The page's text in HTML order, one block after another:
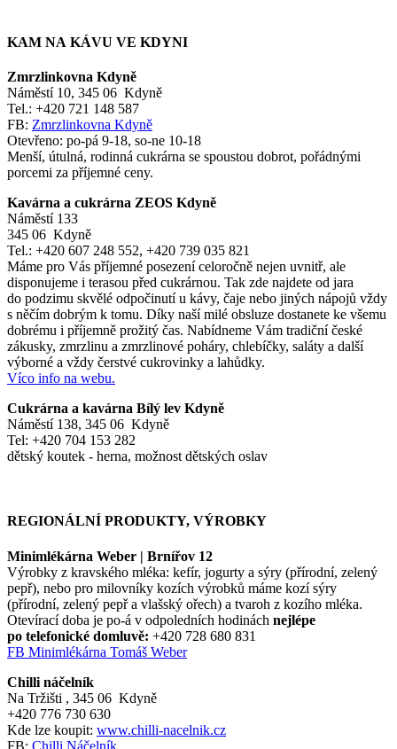
KAM NA KÁVU VE KDYNI
Zmrzlinkovna Kdyně
Náměstí 10, 345 06 Kdyně
Tel.: +420 721 148 587
FB: Zmrzlinkovna Kdyně
Otevřeno: po-pá 9-18, so-ne 10-18
Menší, útulná, rodinná cukrárna se spoustou dobrot, pořádnými
porcemi za příjemné ceny.
Kavárna a cukrárna ZEOS Kdyně
Náměstí 133
345 06 Kdyně
Tel.: +420 607 248 552, +420 739 035 821
Máme pro Vás příjemné posezení celoročně nejen uvnitř, ale
disponujeme i terasou před cukrárnou. Tak zde najdete od jara
do podzimu skvělé odpočinutí u kávy, čaje nebo jiných nápojů vždy
s něčím dobrým k tomu. Díky naší milé obsluze dostanete ke všemu
dobrému i příjemně prožitý čas. Nabídneme Vám tradiční české
zákusky, zmrzlinu a zmrzlinové poháry, chlebíčky, saláty a další
výborné a vždy čerstvé cukrovinky a lahůdky.
Víco info na webu.
Cukrárna a kavárna Bílý lev Kdyně
Náměstí 138, 345 06 Kdyně
Tel: +420 704 153 282
dětský koutek - herna, možnost dětských oslav
REGIONÁLNÍ PRODUKTY, VÝROBKY
Minimlékárna Weber | Brnířov 12
Výrobky z kravského mléka: kefír, jogurty a sýry (přírodní, zelený
pepř), nebo pro milovníky kozích výrobků máme kozí sýry
(přírodní, zelený pepř a vlašský ořech) a tvaroh z kozího mléka.
Otevírací doba je po-á v odpoledních hodinách nejlépe
po telefonické domluvě: +420 728 680 831
FB Minimlékárna Tomáš Weber
Chilli náčelník
Na Tržišti , 345 06 Kdyně
+420 776 730 630
Kde lze koupit: www.chilli-nacelnik.cz
FB: Chilli Náčelník